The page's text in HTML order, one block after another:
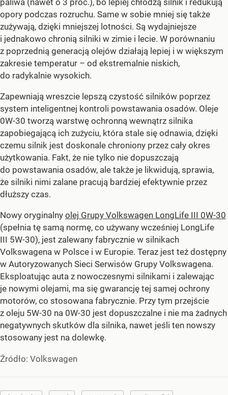
paliwa (nawet o 3 proc.), bo lepiej chłodzą silnik i redukują
opory podczas rozruchu. Same w sobie mniej się także
zużywają, dzięki mniejszej lotności. Są wydajniejsze
i jednakowo chronią silniki w zimie i lecie. W porównaniu
z poprzednią generacją olejów działają lepiej i w większym
zakresie temperatur – od ekstremalnie niskich,
do radykalnie wysokich.
Zapewniają wreszcie lepszą czystość silników poprzez
system inteligentnej kontroli powstawania osadów. Oleje
0W-30 tworzą warstwę ochronną wewnątrz silnika
zapobiegającą ich zużyciu, która stale się odnawia, dzięki
czemu silnik jest doskonale chroniony przez cały okres
użytkowania. Fakt, że nie tylko nie dopuszczają
do powstawania osadów, ale także je likwidują, sprawia,
że silniki nimi zalane pracują bardziej efektywnie przez
dłuższy czas.
Nowy oryginalny olej Grupy Volkswagen LongLife III 0W-30
(spełnia tę samą normę, co używany wcześniej LongLife
III 5W-30), jest zalewany fabrycznie w silnikach
Volkswagena w Polsce i w Europie. Teraz jest też dostępny
w Autoryzowanych Sieci Serwisów Grupy Volkswagena.
Eksploatując auta z nowoczesnymi silnikami i zalewając
je nowymi olejami, ma się gwarancję tej samej ochrony
motorów, co stosowana fabrycznie. Przy tym przejście
z oleju 5W-30 na 0W-30 jest dopuszczalne i nie ma żadnych
negatywnych skutków dla silnika, nawet jeśli ten nowszy
stosowany jest na dolewkę.
Źródło: Volkswagen